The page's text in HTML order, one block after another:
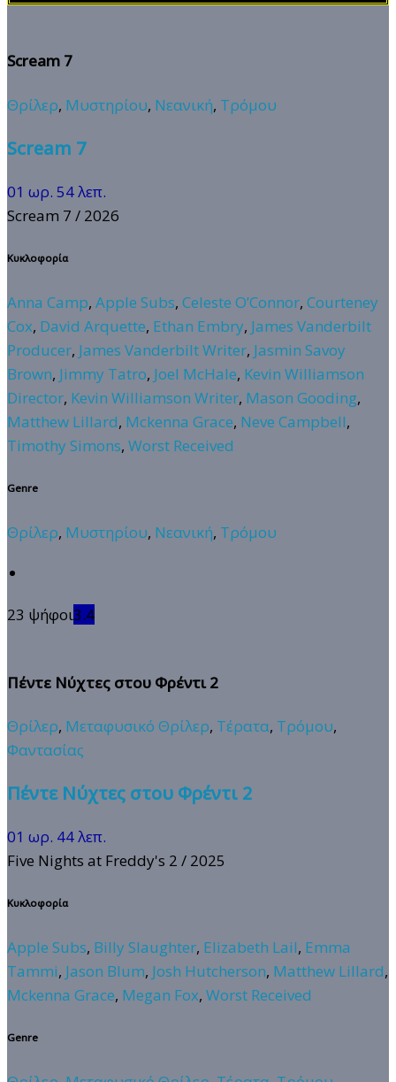
Scream 7
Θρίλερ, Μυστηρίου, Νεανική, Τρόμου
Scream 7
01 ωρ. 54 λεπ.
Scream 7 / 2026
Κυκλοφορία
Anna Camp, Apple Subs, Celeste O’Connor, Courteney
Cox, David Arquette, Ethan Embry, James Vanderbilt
Producer, James Vanderbilt Writer, Jasmin Savoy
Brown, Jimmy Tatro, Joel McHale, Kevin Williamson
Director, Kevin Williamson Writer, Mason Gooding,
Matthew Lillard, Mckenna Grace, Neve Campbell,
Timothy Simons, Worst Received
Genre
Θρίλερ, Μυστηρίου, Νεανική, Τρόμου
23 ψήφοι3.4
Πέντε Νύχτες στου Φρέντι 2
Θρίλερ, Μεταφυσικό Θρίλερ, Τέρατα, Τρόμου,
Φαντασίας
Πέντε Νύχτες στου Φρέντι 2
01 ωρ. 44 λεπ.
Five Nights at Freddy's 2 / 2025
Κυκλοφορία
Apple Subs, Billy Slaughter, Elizabeth Lail, Emma
Tammi, Jason Blum, Josh Hutcherson, Matthew Lillard,
Mckenna Grace, Megan Fox, Worst Received
Genre